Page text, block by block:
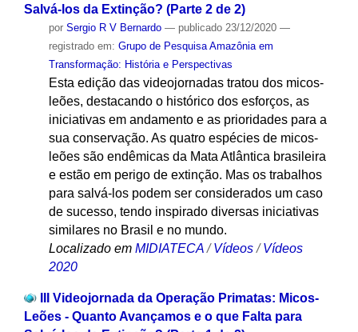
Salvá-los da Extinção? (Parte 2 de 2)
por Sergio R V Bernardo — publicado23/12/2020 —
registrado em: Grupo de Pesquisa Amazônia em
Transformação: História e Perspectivas
Esta edição das videojornadas tratou dos micos-
leões, destacando o histórico dos esforços, as
iniciativas em andamento e as prioridades para a
sua conservação. As quatro espécies de micos-
leões são endêmicas da Mata Atlântica brasileira
e estão em perigo de extinção. Mas os trabalhos
para salvá-los podem ser considerados um caso
de sucesso, tendo inspirado diversas iniciativas
similares no Brasil e no mundo.
Localizado em MIDIATECA /Vídeos /Vídeos
2020
III Videojornada da Operação Primatas: Micos-
Leões - Quanto Avançamos e o que Falta para